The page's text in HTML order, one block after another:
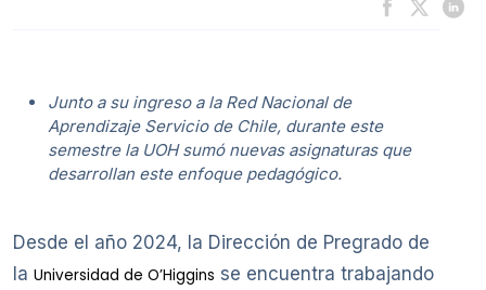
Junto a su ingreso a la Red Nacional de
Aprendizaje Servicio de Chile, durante este
semestre la UOH sumó nuevas asignaturas que
desarrollan este enfoque pedagógico.
Desde el año 2024, la Dirección de Pregrado de
la Universidad de O’Higgins se encuentra trabajando